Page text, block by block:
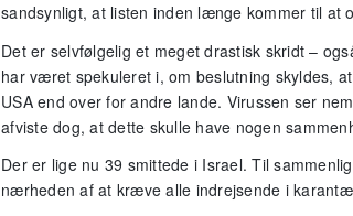
sandsynligt, at listen inden længe kommer til at
Det er selvfølgelig et meget drastisk skridt –
har været spekuleret i, om beslutning skyldes,
USA end over for andre lande. Virussen ser
afviste dog, at dette skulle have nogen
Der er lige nu 39 smittede i Israel. Til
nærheden af at kræve alle indrejsende i